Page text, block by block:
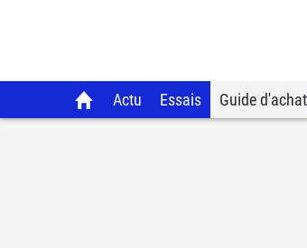
Actu Essais Guide d'achat